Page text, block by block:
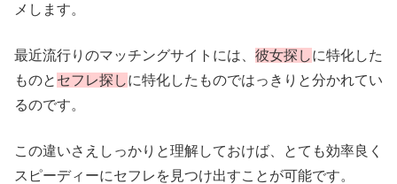
メします。
最近流行りのマッチングサイトには、 彼女探しに特化した
ものと セフレ探しに特化したものではっきりと分かれてい
るのです。
この違いさえしっかりと理解しておけば、とても効率良く
スピーディーにセフレを見つけ出すことが可能です。